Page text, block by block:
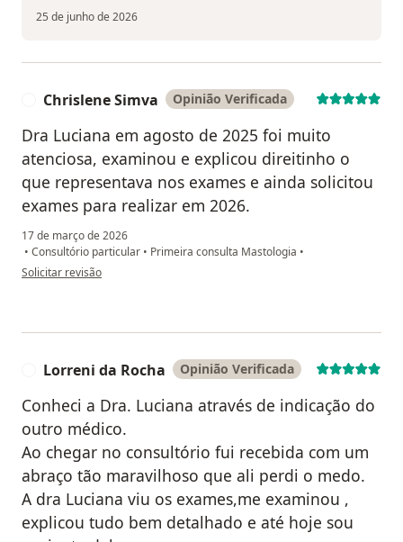
25 de junho de 2026
Chrislene Simva Opinião Verificada
Dra Luciana em agosto de 2025 foi muito
atenciosa, examinou e explicou direitinho o
que representava nos exames e ainda solicitou
exames para realizar em 2026.
17 de março de 2026
• Consultório particular • Primeira consulta Mastologia •
na opinião do utilizador Chrislene Simva
Solicitar revisão
Lorreni da Rocha Opinião Verificada
Conheci a Dra. Luciana através de indicação do
outro médico.
Ao chegar no consultório fui recebida com um
abraço tão maravilhoso que ali perdi o medo.
A dra Luciana viu os exames,me examinou ,
explicou tudo bem detalhado e até hoje sou